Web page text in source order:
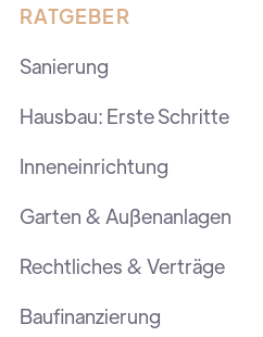
RATGEBER
Sanierung
Hausbau: Erste Schritte
Inneneinrichtung
Garten & Außenanlagen
Rechtliches & Verträge
Baufinanzierung